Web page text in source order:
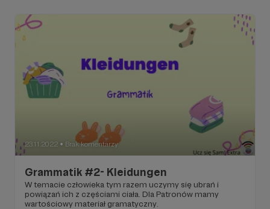
23.11.2022 ● Brak komentarzy
Grammatik #2- Kleidungen
W temacie człowieka tym razem uczymy się ubrań i
powiązań ich z częściami ciała. Dla Patronów mamy
wartościowy materiał gramatyczny.